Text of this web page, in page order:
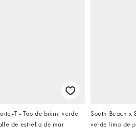
T - Top de bikini verde
de estrella de mar
South Beach x
verde lima de